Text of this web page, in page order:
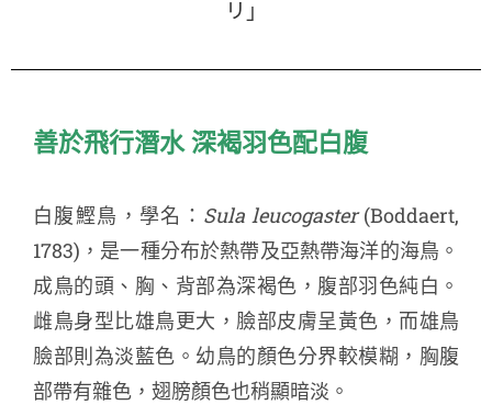
リ」
善於飛行潛水深褐羽色配白腹
白腹鰹鳥，學名： Sula leucogaster(Boddaert,
1783)，是一種分布於熱帶及亞熱帶海洋的海鳥。
成鳥的頭、胸、背部為深褐色，腹部羽色純白。
雌鳥身型比雄鳥更大，臉部皮膚呈黃色，而雄鳥
臉部則為淡藍色。幼鳥的顏色分界較模糊，胸腹
部帶有雜色，翅膀顏色也稍顯暗淡。